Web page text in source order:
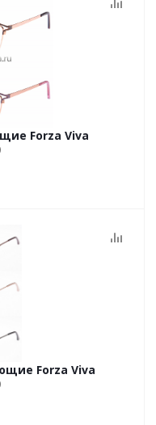
Forza Viva
Forza Viva